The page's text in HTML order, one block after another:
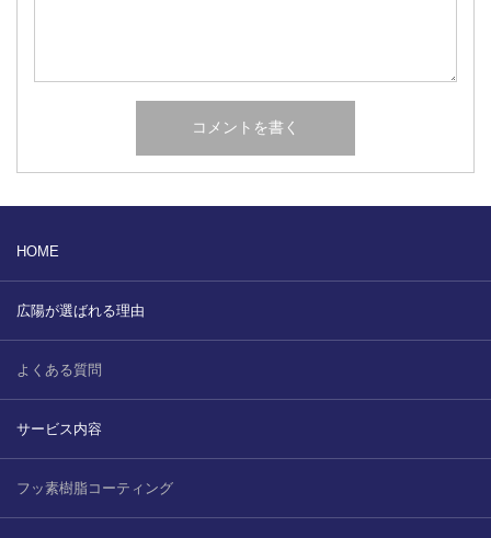
HOME
広陽が選ばれる理由
よくある質問
サービス内容
フッ素樹脂コーティング